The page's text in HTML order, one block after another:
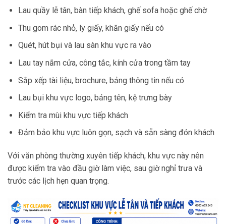
Lau quầy lễ tân, bàn tiếp khách, ghế sofa hoặc ghế chờ
Thu gom rác nhỏ, ly giấy, khăn giấy nếu có
Quét, hút bụi và lau sàn khu vực ra vào
Lau tay nắm cửa, công tắc, kính cửa trong tầm tay
Sắp xếp tài liệu, brochure, bảng thông tin nếu có
Lau bụi khu vực logo, bảng tên, kệ trưng bày
Kiểm tra mùi khu vực tiếp khách
Đảm bảo khu vực luôn gọn, sạch và sẵn sàng đón khách
Với văn phòng thường xuyên tiếp khách, khu vực này nên
được kiểm tra vào đầu giờ làm việc, sau giờ nghỉ trưa và
trước các lịch hẹn quan trọng.